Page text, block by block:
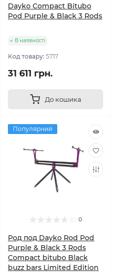
Dayko Compact Bitubo
Pod Purple & Black 3 Rods
В наявності
Код товару: 5717
31 611 грн.
До кошика
Популярний
0
Род под Dayko Rod Pod
Purple & Black 3 Rods
Compact bitubo Black
buzz bars Limited Edition